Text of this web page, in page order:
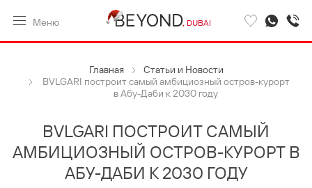
Меню DUBAI
Главная
Статьи и Новости
BVLGARI построит самый амбициозный остров-курорт
в Абу-Даби к 2030 году
BVLGARI ПОСТРОИТ САМЫЙ
АМБИЦИОЗНЫЙ ОСТРОВ-КУРОРТ В
АБУ-ДАБИ К 2030 ГОДУ